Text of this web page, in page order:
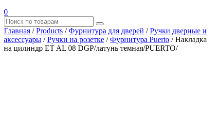
0
Главная /Products /Фурнитура для дверей /Ручки дверные и
аксессуары /Ручки на розетке /Фурнитура Puerto /Накладка
на цилиндр ET AL 08 DGP/латунь темная/PUERTO/